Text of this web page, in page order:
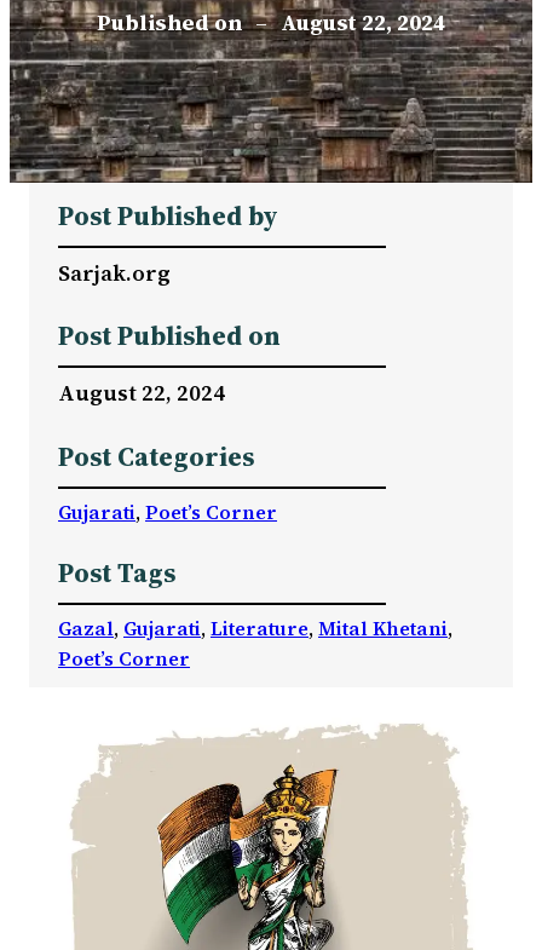
Published on – August 22, 2024
Post Published by
Sarjak.org
Post Published on
August 22, 2024
Post Categories
Gujarati, Poet’s Corner
Post Tags
Gazal, Gujarati, Literature, Mital Khetani
Poet’s Corner